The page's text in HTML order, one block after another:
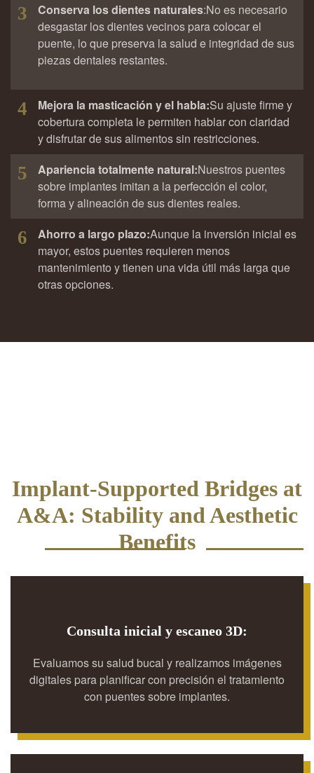
3 Conserva los dientes naturales:No es necesario
desgastar los dientes vecinos para colocar el
puente, lo que preserva la salud e integridad de sus
piezas dentales restantes.
4 Mejora la masticación y el habla:Su ajuste firme y
cobertura completa le permiten hablar con claridad
y disfrutar de sus alimentos sin restricciones.
5 Apariencia totalmente natural:Nuestros puentes
sobre implantes imitan a la perfección el color,
forma y alineación de sus dientes reales.
6 Ahorro a largo plazo:Aunque la inversión inicial es
mayor, estos puentes requieren menos
mantenimiento y tienen una vida útil más larga que
otras opciones.
Implant-Supported Bridges at
A&A: Stability and Aesthetic
Benefits
Consulta inicial y escaneo 3D:
Evaluamos su salud bucal y realizamos imágenes
digitales para planificar con precisión el tratamiento
con puentes sobre implantes.